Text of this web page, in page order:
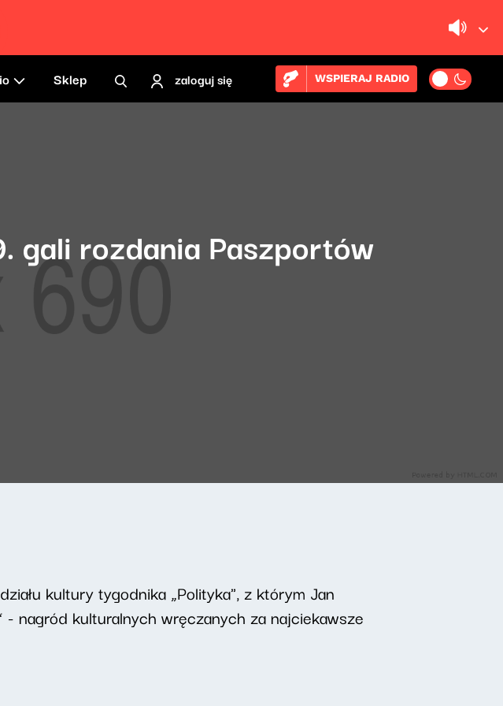
Sklep zaloguj się WSPIERAJ RADIO
gali rozdania Paszportów
kultury tygodnika „Polityka", z którym Jan
nagród kulturalnych wręczanych za najciekawsze